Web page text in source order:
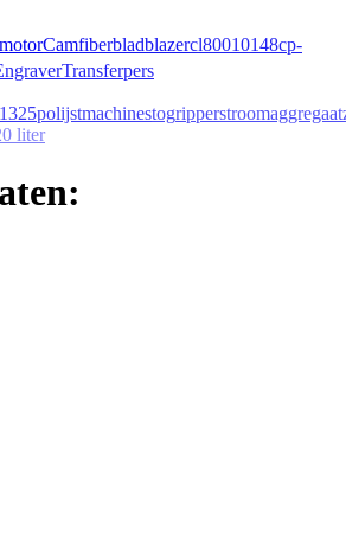
motorCamfiberbladblazercl80010148cp-
Transferpers
1325polijstmachinestogripperstroomaggregaat
liter